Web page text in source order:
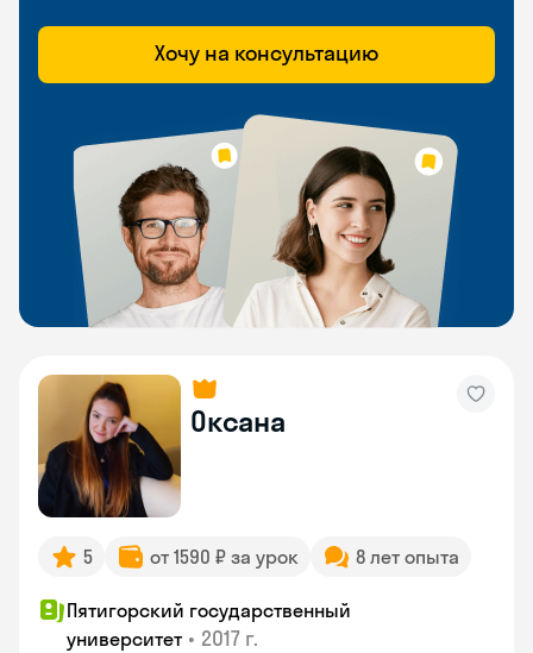
Хочу на консультацию
Оксана
5 от 1590 ₽ за урок 8 лет опыта
Пятигорский государственный
университет • 2017 г.